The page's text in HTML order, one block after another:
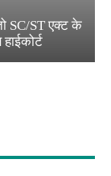
SC/ST एक्ट के